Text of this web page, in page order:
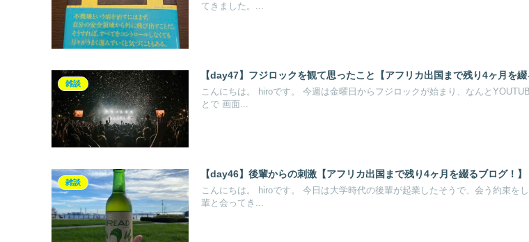
てきました。...
雑談
【day47】フジロックを観て思ったこと【アフリカ出国まで残り4ヶ月を綴
こんにちは。 hiroです。 今週は金曜日からフジロックが始まり、なんと
とで 画面...
雑談
【day46】後輩からの刺激【アフリカ出国まで残り4ヶ月を綴るブログ！】
こんにちは。 hiroです。 今日は大学時代の後輩が起業したそうで、会う約束を
輩と会ってき...